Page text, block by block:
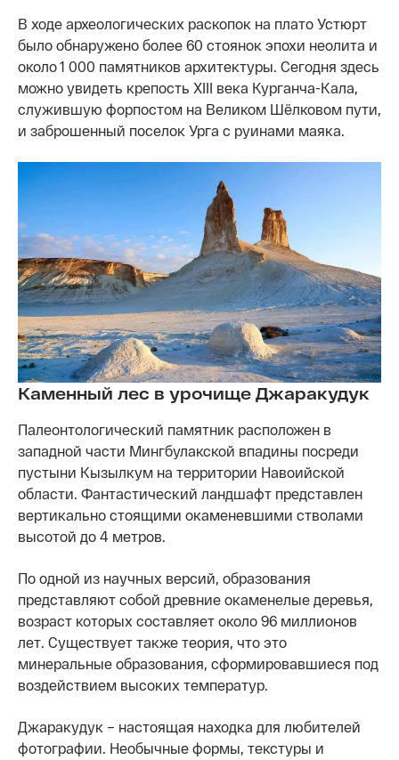
В ходе археологических раскопок на плато Устюрт
было обнаружено более 60 стоянок эпохи неолита и
около 1 000 памятников архитектуры. Сегодня здесь
можно увидеть крепость XIII века Курганча-Кала,
служившую форпостом на Великом Шёлковом пути,
и заброшенный поселок Урга с руинами маяка.
Каменный лес в урочище Джаракудук
Палеонтологический памятник расположен в
западной части Мингбулакской впадины посреди
пустыни Кызылкум на территории Навоийской
области. Фантастический ландшафт представлен
вертикально стоящими окаменевшими стволами
высотой до 4 метров.
По одной из научных версий, образования
представляют собой древние окаменелые деревья,
возраст которых составляет около 96 миллионов
лет. Существует также теория, что это
минеральные образования, сформировавшиеся под
воздействием высоких температур.
Джаракудук – настоящая находка для любителей
фотографии. Необычные формы, текстуры и